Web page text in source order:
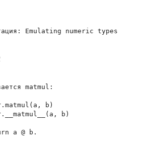
matmul:
b)
b)
a @ b.